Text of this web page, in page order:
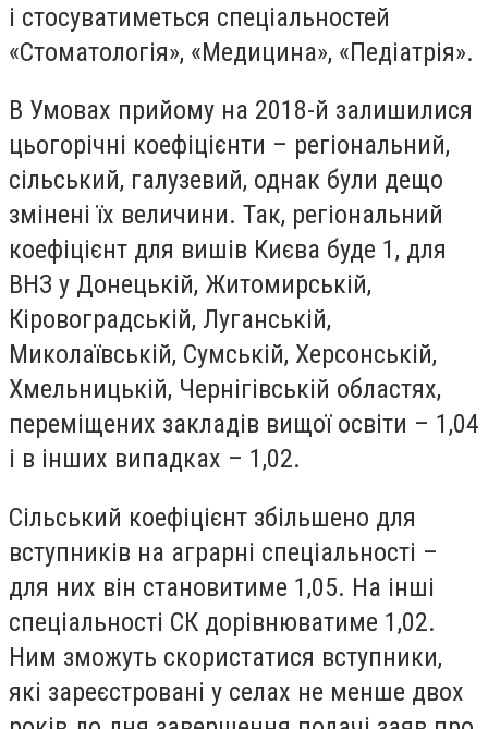
і стосуватиметься спеціальностей
«Стоматологія», «Медицина», «Педіатрія».
В Умовах прийому на 2018-й залишилися
цьогорічні коефіцієнти – регіональний,
сільський, галузевий, однак були дещо
змінені їх величини. Так, регіональний
коефіцієнт для вишів Києва буде 1, для
ВНЗ у Донецькій, Житомирській,
Кіровоградській, Луганській,
Миколаївській, Сумській, Херсонській,
Хмельницькій, Чернігівській областях,
переміщених закладів вищої освіти – 1,04
і в інших випадках – 1,02.
Сільський коефіцієнт збільшено для
вступників на аграрні спеціальності –
для них він становитиме 1,05. На інші
спеціальності СК дорівнюватиме 1,02.
Ним зможуть скористатися вступники,
які зареєстровані у селах не менше двох